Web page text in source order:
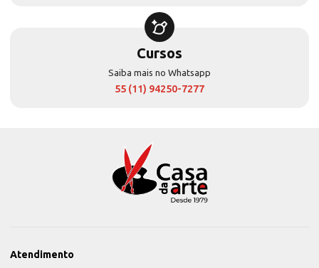
Cursos
Saiba mais no Whatsapp
55 (11) 94250-7277
Atendimento